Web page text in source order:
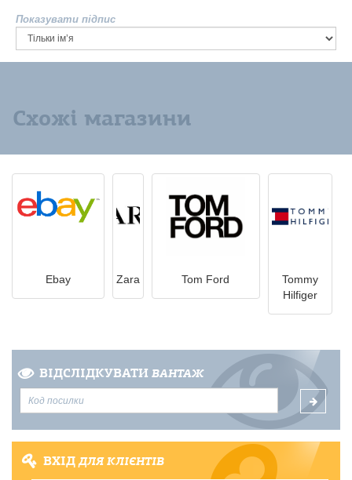
Показувати підпис
Схожі магазини
Ebay Zara Tom Ford
Tommy
Hilfiger
ВІДСЛІДКУВАТИ ВАНТАЖ
ВХІДДЛЯ КЛІЄНТІВ